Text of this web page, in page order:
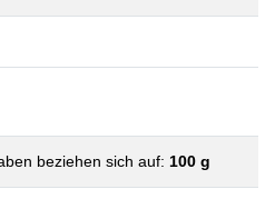
beziehen sich auf: 100 g